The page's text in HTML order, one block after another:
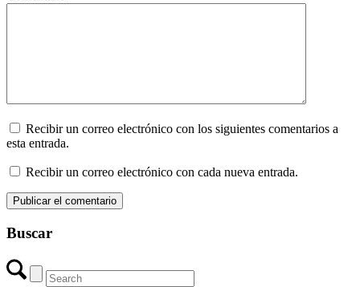
Recibir un correo electrónico con los siguientes comentarios a
esta entrada.
Recibir un correo electrónico con cada nueva entrada.
Buscar